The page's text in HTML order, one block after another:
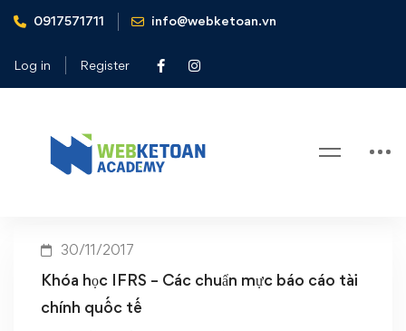
0917571711 info@webketoan.vn
Log in Register
Home FRS - Các chuẩn mực báo cáo tài chính quốc tế
Tag: FRS – Các chuẩn mực báo
30/11/2017
Khóa học IFRS – Các chuẩn mực báo cáo tài
chính quốc tế